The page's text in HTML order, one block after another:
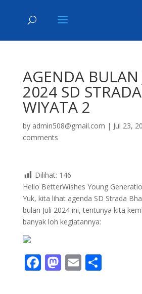
AGENDA BULAN
2024 SD
WIYATA 2
by admin508@gmail.com | Jul 23,
comments
Dilihat: 146
Hello BetterWishes Young
Yuk, kita lihat agenda SD Strada
bulan Juli 2024 ini, tentunya kita
banyak loh kegiatannya:
F M E S